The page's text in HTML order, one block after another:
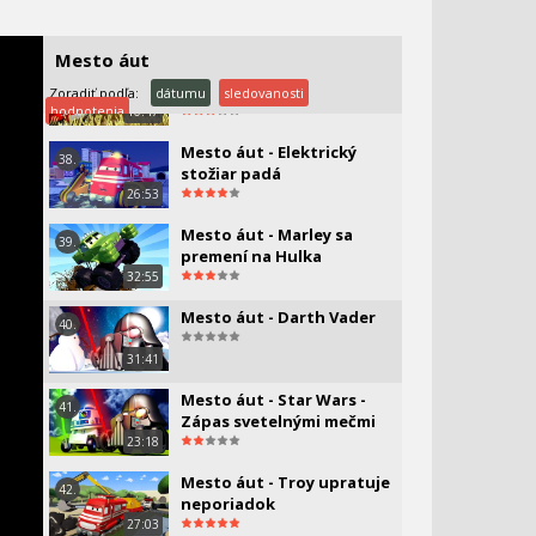
Mesto áut
Zoradiť podľa: dátumu
sledovanosti
hodnotenia10:47
schovávačku - mesto áut
26:53
38.
Mesto áut - Elektrický
stožiar padá
32:55
39.
Mesto áut - Marley sa
premení na Hulka
31:41
40. Mesto áut - Darth Vader
23:18
41.
Mesto áut - Star Wars -
Zápas svetelnými mečmi
27:03
42.
Mesto áut - Troy upratuje
neporiadok